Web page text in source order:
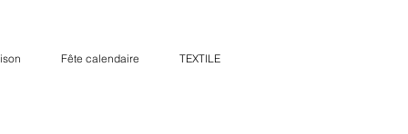
Fête calendaire TEXTILE